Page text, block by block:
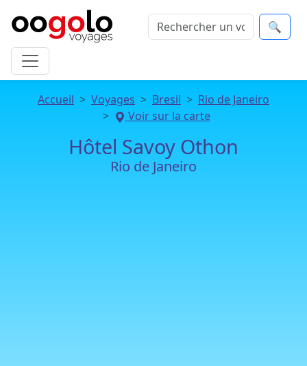
🔍
Accueil Voyages Bresil
Rio de Janeiro
Voir sur la carte
Hôtel Savoy Othon
Rio de Janeiro